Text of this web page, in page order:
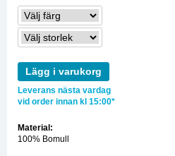
Lägg i varukorg
Leverans nästa vardag
vid order innan kl 15:00*
Material:
100% Bomull